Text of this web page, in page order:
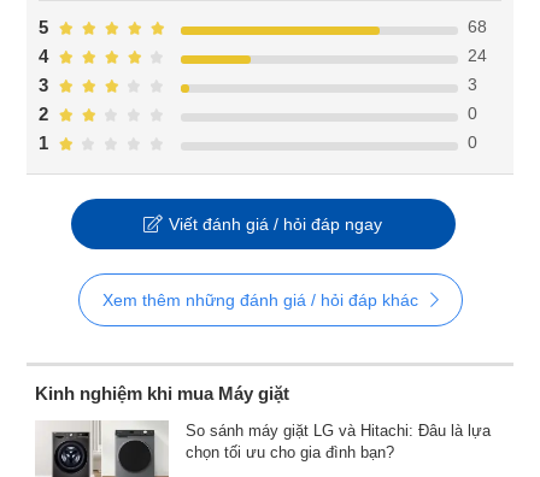
1 0
2 0
3 3
4 24
5 68
Viết đánh giá / hỏi đáp ngay
Xem thêm những đánh giá / hỏi đáp khác
Kinh nghiệm khi mua Máy giặt
So sánh máy giặt LG và Hitachi: Đâu là lựa
chọn tối ưu cho gia đình bạn?